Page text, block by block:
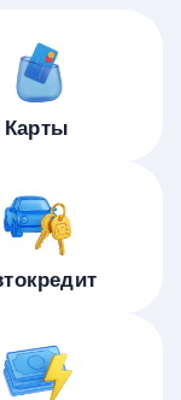
Карты